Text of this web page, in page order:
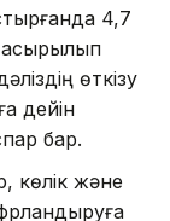
4,7
асырылып
өткізу
дейін
бар.
көлік және